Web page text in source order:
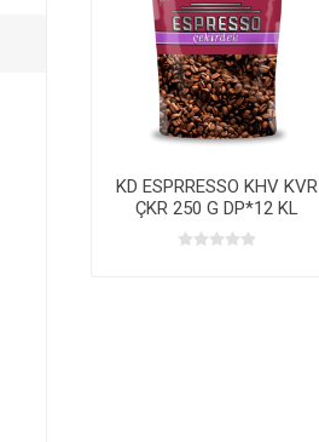
KD ESPRRESSO KHV KVR
ÇKR 250 G DP*12 KL